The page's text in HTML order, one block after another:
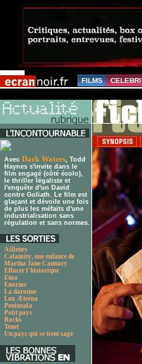
FILMS
Avec Dark Waters, Todd
Haynes s'invite dans le
film engagé (côté écolo),
le thriller légaliste et
l'enquête d'un David
contre Goliath. Le film est
glaçant et dévoile une fois
de plus les méfaits d'une
industrialisation sans
régulation et sans normes.
Ailleurs
Calamity, une enfance de
Martha Jane Cannary
Effacer l'historique
Ema
Enorme
La daronne
Lux Æterna
Peninsula
Petit pays
Rocks
Tenet
Un pays qui se tient sage